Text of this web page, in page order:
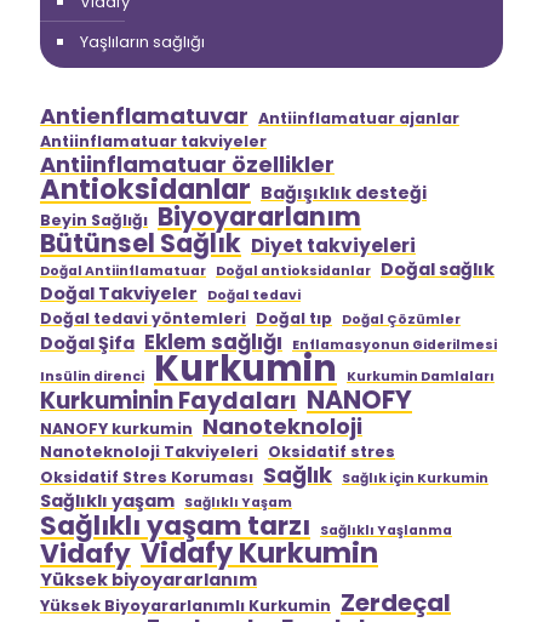
Yaşlıların sağlığı
Antienflamatuvar Antiinflamatuar ajanlar
Antiinflamatuar takviyeler
Antiinflamatuar özellikler
Antioksidanlar Bağışıklık desteği
Beyin Sağlığı Biyoyararlanım
Bütünsel Sağlık Diyet takviyeleri
Doğal Antiinflamatuar Doğal antioksidanlar Doğal sağlık
Doğal Takviyeler
Doğal tedavi
Doğal tedavi yöntemleri Doğal tıp Doğal Çözümler
Doğal Şifa Eklem sağlığı
Enflamasyonun Giderilmesi
Insülin direnci Kurkumin Kurkumin Damlaları
Kurkuminin Faydaları NANOFY
NANOFY kurkumin Nanoteknoloji
Nanoteknoloji Takviyeleri Oksidatif stres
Oksidatif Stres Koruması Sağlık Sağlık için Kurkumin
Sağlıklı yaşam Sağlıklı Yaşam
Sağlıklı yaşam tarzı Sağlıklı Yaşlanma
Vidafy Vidafy Kurkumin
Yüksek biyoyararlanım
Yüksek Biyoyararlanımlı Kurkumin Zerdeçal